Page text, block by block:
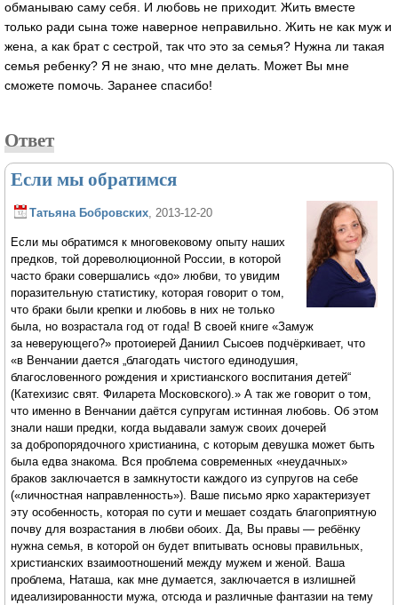
обманываю саму себя. И любовь не приходит. Жить вместе
только ради сына тоже наверное неправильно. Жить не как муж и
жена, а как брат с сестрой, так что это за семья? Нужна ли такая
семья ребенку? Я не знаю, что мне делать. Может Вы мне
сможете помочь. Заранее спасибо!
Ответ
Если мы обратимся
Татьяна Бобровских, 2013-12-20
Если мы обратимся к многовековому опыту наших
предков, той дореволюционной России, в которой
часто браки совершались «до» любви, то увидим
поразительную статистику, которая говорит о том,
что браки были крепки и любовь в них не только
была, но возрастала год от года! В своей книге «Замуж
за неверующего?» протоиерей Даниил Сысоев подчёркивает, что
«в Венчании дается „благодать чистого единодушия,
благословенного рождения и христианского воспитания детей“
(Катехизис свят. Филарета Московского).» А так же говорит о том,
что именно в Венчании даётся супругам истинная любовь. Об этом
знали наши предки, когда выдавали замуж своих дочерей
за добропорядочного христианина, с которым девушка может быть
была едва знакома. Вся проблема современных «неудачных»
браков заключается в замкнутости каждого из супругов на себе
(«личностная направленность»). Ваше письмо ярко характеризует
эту особенность, которая по сути и мешает создать благоприятную
почву для возрастания в любви обоих. Да, Вы правы — ребёнку
нужна семья, в которой он будет впитывать основы правильных,
христианских взаимоотношений между мужем и женой. Ваша
проблема, Наташа, как мне думается, заключается в излишней
идеализированности мужа, отсюда и различные фантазии на тему